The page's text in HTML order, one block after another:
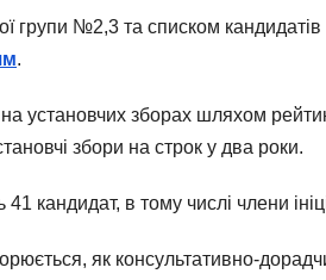
групи №2,3 та списком
.
зборах шляхом
збори на строк у два роки.
кандидат, в тому числі члени
як консультативно-